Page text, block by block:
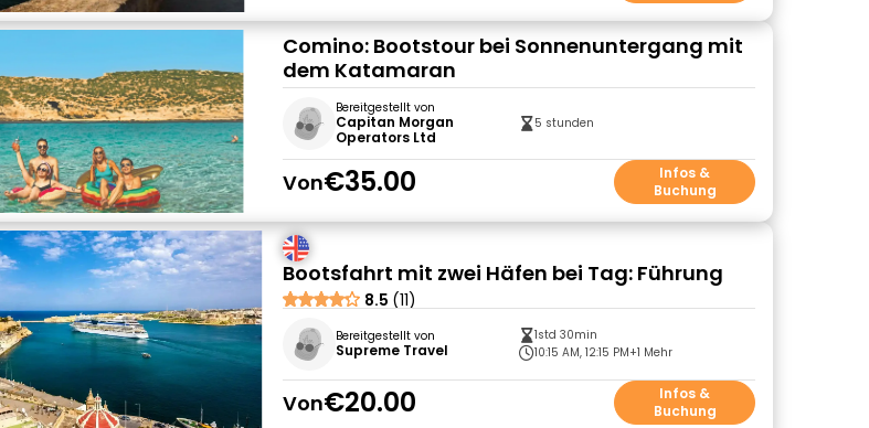
Comino: Bootstour bei Sonnenuntergang mit
dem Katamaran
Bereitgestellt von
Capitan Morgan
Operators Ltd
5 stunden
Von€35.00
Infos &
Buchung
Bootsfahrt mit zwei Häfen bei Tag: Führung
8.5 (11)
Bereitgestellt von
Supreme Travel
1std 30min
10:15 AM, 12:15 PM+1 Mehr
Von€20.00
Infos &
Buchung